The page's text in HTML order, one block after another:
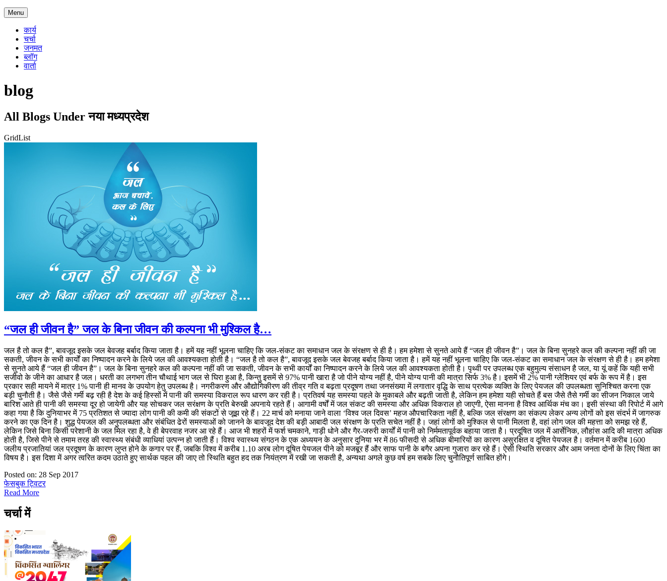
Menu
कार्य
चर्चा
जनमत
ब्लॉग
वार्ता
blog
All Blogs Under नया मध्यप्रदेश
GridList
“जल ही जीवन है” जल के बिना जीवन की कल्पना भी मुश्किल है…
जल है तो कल है”, बावजूद इसके जल बेवजह बर्बाद किया जाता है। हमें यह नहीं भूलना चाहिए कि जल-संकट का समाधान जल के संरक्षण से ही है। हम हमेशा से सुनते आये हैं “जल ही जीवन है”। जल के बिना सुनहरे कल की कल्पना नहीं की जा
सकती, जीवन के सभी कार्यों का निष्पादन करने के लिये जल की आवश्यकता होती है। “जल है तो कल है”, बावजूद इसके जल बेवजह बर्बाद किया जाता है। हमें यह नहीं भूलना चाहिए कि जल-संकट का समाधान जल के संरक्षण से ही है। हम हमेशा
से सुनते आये हैं “जल ही जीवन है”। जल के बिना सुनहरे कल की कल्पना नहीं की जा सकती, जीवन के सभी कार्यों का निष्पादन करने के लिये जल की आवश्यकता होती है। पृथ्वी पर उपलब्ध एक बहुमुल्य संसाधन है जल, या यूं कहें कि यही सभी
सजीवो के जीने का आधार है जल। धरती का लगभग तीन चौथाई भाग जल से घिरा हुआ है, किन्तु इसमें से 97% पानी खारा है जो पीने योग्य नहीं है, पीने योग्य पानी की मात्रा सिर्फ 3% है। इसमें भी 2% पानी ग्लेशियर एवं बर्फ के रूप में है। इस
प्रकार सही मायने में मात्र 1% पानी ही मानव के उपयोग हेतु उपलब्ध है। नगरीकरण और औद्योगिकीरण की तीव्र गति व बढ़ता प्रदूषण तथा जनसंख्या में लगातार वृद्धि के साथ प्रत्येक व्यक्ति के लिए पेयजल की उपलब्धता सुनिश्चित करना एक
बड़ी चुनौती है। जैसे जैसे गर्मी बढ़ रही है देश के कई हिस्सों में पानी की समस्या विकराल रूप धारण कर रही है। प्रतिवर्ष यह समस्या पहले के मुकाबले और बढ़ती जाती है, लेकिन हम हमेशा यही सोचते हैं बस जैसे तैसे गर्मी का सीजन निकाल जाये
बारिश आते ही पानी की समस्या दूर हो जायेगी और यह सोचकर जल सरंक्षण के प्रति बेरुखी अपनाये रहते हैं। आगामी वर्षों में जल संकट की समस्या और अधिक विकराल हो जाएगी, ऐसा मानना है विश्व आर्थिक मंच का। इसी संस्था की रिपोर्ट में आगे
कहा गया है कि दुनियाभर में 75 प्रतिशत से ज्यादा लोग पानी की कमी की संकटों से जूझ रहे हैं। 22 मार्च को मनाया जाने वाला ‘विश्व जल दिवस’ महज औपचारिकता नहीं है, बल्कि जल संरक्षण का संकल्प लेकर अन्य लोगों को इस संदर्भ में जागरुक
करने का एक दिन है। शुद्ध पेयजल की अनुपलब्धता और संबंधित ढेरों समस्याओं को जानने के बावजूद देश की बड़ी आबादी जल संरक्षण के प्रति सचेत नहीं है। जहां लोगों को मुश्किल से पानी मिलता है, वहां लोग जल की महत्ता को समझ रहे हैं,
लेकिन जिसे बिना किसी परेशानी के जल मिल रहा है, वे ही बेपरवाह नजर आ रहे हैं। आज भी शहरों में फर्श चमकाने, गाड़ी धोने और गैर-जरुरी कार्यों में पानी को निर्ममतापूर्वक बहाया जाता है। प्रदूषित जल में आर्सेनिक, लौहांस आदि की मात्रा अधिक
होती है, जिसे पीने से तमाम तरह की स्वास्थ्य संबंधी व्याधियां उत्पन्न हो जाती हैं। विश्व स्वास्थ्य संगठन के एक अध्ययन के अनुसार दुनिया भर में 86 फीसदी से अधिक बीमारियों का कारण असुरक्षित व दूषित पेयजल है। वर्तमान में करीब 1600
जलीय प्रजातियां जल प्रदूषण के कारण लुप्त होने के कगार पर हैं, जबकि विश्व में करीब 1.10 अरब लोग दूषित पेयजल पीने को मजबूर हैं और साफ पानी के बगैर अपना गुजारा कर रहे हैं। ऐसी स्थिति सरकार और आम जनता दोनों के लिए चिंता का
विषय है। इस दिशा में अगर त्वरित कदम उठाते हुए सार्थक पहल की जाए तो स्थिति बहुत हद तक नियंत्रण में रखी जा सकती है, अन्यथा अगले कुछ वर्ष हम सबके लिए चुनौतिपूर्ण साबित होंगे।
Posted on: 28 Sep 2017
फेसबुकट्विटर
Read More
चर्चा में